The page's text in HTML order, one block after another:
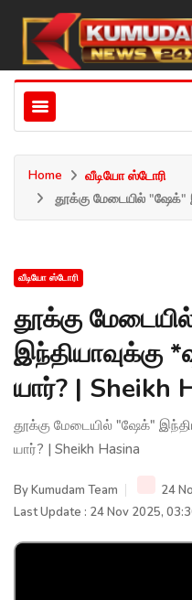
Home
வீடியோ ஸ்டோரி
தூக்கு மேடையில் "ஷேக்"
வீடியோ ஸ்டோரி
தூக்கு
இந்தியாவுக்கு
யார்? | Sheikh
தூக்கு மேடையில் "ஷேக்"
யார்? | Sheikh Hasina
ByKumudam Team
24
Last Update : 24 Nov 2025,